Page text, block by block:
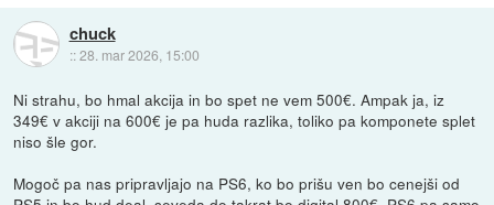
chuck
::28. mar 2026, 15:00
Ni strahu, bo hmal akcija in bo spet ne vem 500€. Ampak ja, iz
349€ v akciji na 600€ je pa huda razlika, toliko pa komponete splet
niso šle gor.
Mogoč pa nas pripravljajo na PS6, ko bo prišu ven bo cenejši od